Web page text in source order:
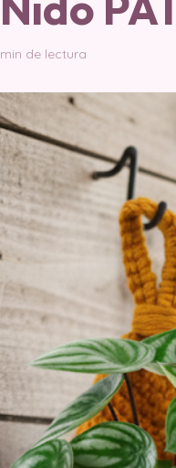
de lectura